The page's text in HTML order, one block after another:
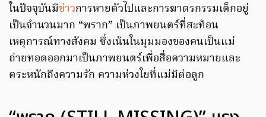
ในปัจจุบันมีข่าวการหายตัวไปและการฆาตรกรรมเด็กอยู่
เป็นจำนวนมาก “พราก” เป็นภาพยนตร์ที่สะท้อน
เหตุการณ์ทางสังคม ซึ่งเน้นในมุมมองของคนเป็นแม่
ถ่ายทอดออกมาเป็นภาพยนตร์เพื่อสื่อความหมายและ
ตระหนักถึงความรัก ความห่วงใยที่แม่มีต่อลูก